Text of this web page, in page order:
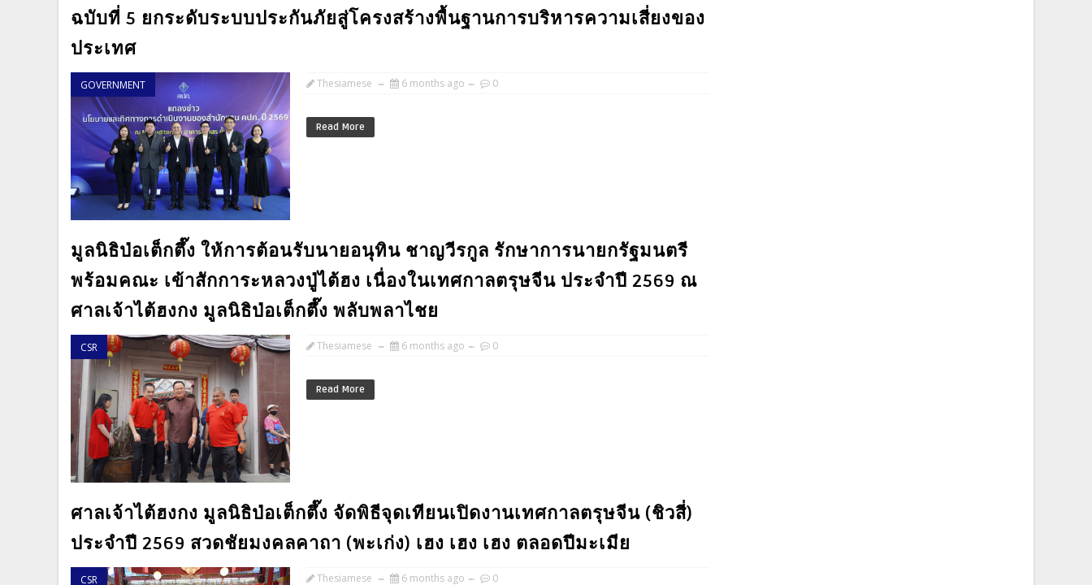
ฉบับที่ 5 ยกระดับระบบประกันภัยสู่โครงสร้างพื้นฐานการบริหารความเสี่ยงของ
ประเทศ
GOVERNMENT Thesiamese 6 months ago 0
Read More
มูลนิธิป่อเต็กตึ๊ง ให้การต้อนรับนายอนุทิน ชาญวีรกูล รักษาการนายกรัฐมนตรี
พร้อมคณะ เข้าสักการะหลวงปู่ไต้ฮง เนื่องในเทศกาลตรุษจีน ประจำปี 2569 ณ
ศาลเจ้าไต้ฮงกง มูลนิธิป่อเต็กตึ๊ง พลับพลาไชย
CSR Thesiamese 6 months ago 0
Read More
ศาลเจ้าไต้ฮงกง มูลนิธิป่อเต็กตึ๊ง จัดพิธีจุดเทียนเปิดงานเทศกาลตรุษจีน (ชิวสี่)
ประจำปี 2569 สวดชัยมงคลคาถา (พะเก่ง) เฮง เฮง เฮง ตลอดปีมะเมีย
CSR Thesiamese 6 months ago 0